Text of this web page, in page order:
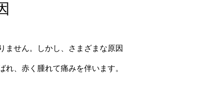
ません。しかし、さまざまな原因
れ、赤く腫れて痛みを伴います。